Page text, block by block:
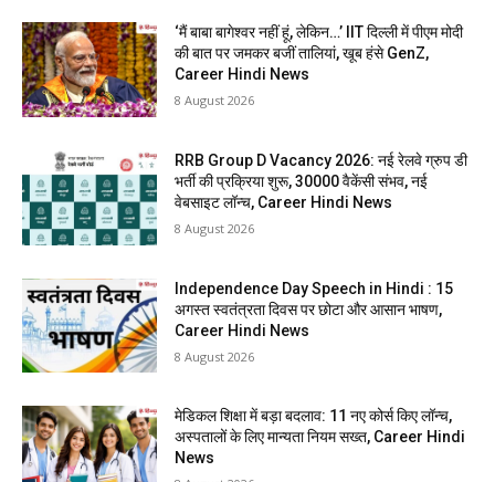
‘मैं बाबा बागेश्वर नहीं हूं, लेकिन…’ IIT दिल्ली में पीएम मोदी
की बात पर जमकर बजीं तालियां, खूब हंसे GenZ,
Career Hindi News
8 August 2026
RRB Group D Vacancy 2026: नई रेलवे ग्रुप डी
भर्ती की प्रक्रिया शुरू, 30000 वैकेंसी संभव, नई
वेबसाइट लॉन्च, Career Hindi News
8 August 2026
Independence Day Speech in Hindi : 15
अगस्त स्वतंत्रता दिवस पर छोटा और आसान भाषण,
Career Hindi News
8 August 2026
मेडिकल शिक्षा में बड़ा बदलाव: 11 नए कोर्स किए लॉन्च,
अस्पतालों के लिए मान्यता नियम सख्त, Career Hindi
News